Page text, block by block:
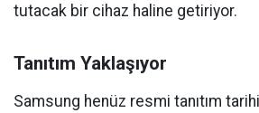
tutacak bir cihaz haline getiriyor.
Tanıtım Yaklaşıyor
Samsung henüz resmi tanıtım